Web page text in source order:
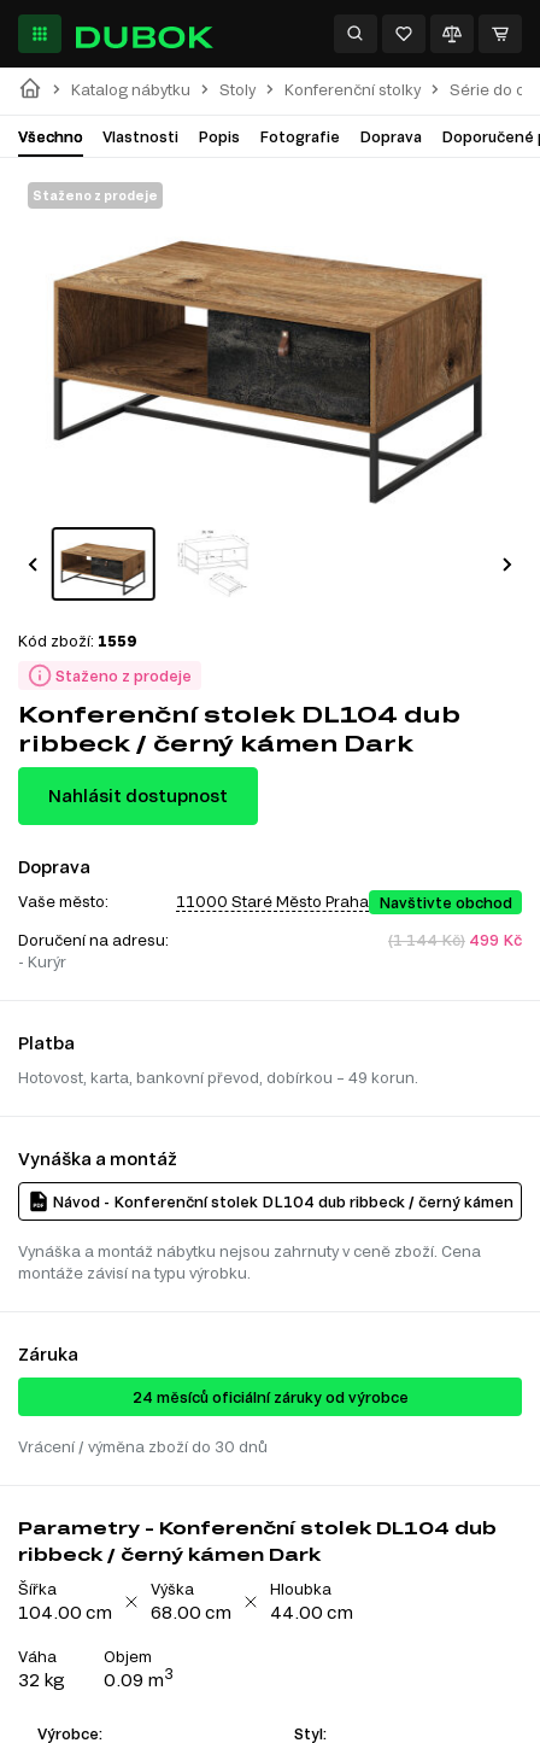
Katalog nábytku Stoly Konferenční stolky Série do
Všechno Vlastnosti Popis Fotografie Doprava Doporučené
Staženo z prodeje
Staženo z prodeje
Kód zboží: 1559
Konferenční stolek DL104 dub
ribbeck / černý kámen Dark
Nahlásit dostupnost
Doprava
Vaše město: 11000 Staré Město Praha Navštivte obchod
Doručení na adresu:
- Kurýr
(1 144 Kč) 499 Kč
Platba
Hotovost, karta, bankovní převod, dobírkou – 49 korun.
Vynáška a montáž
Návod - Konferenční stolek DL104 dub ribbeck / černý kámen
Vynáška a montáž nábytku nejsou zahrnuty v ceně zboží. Cena
montáže závisí na typu výrobku.
Záruka
24 ​​​​měsíců oficiální záruky od výrobce
Vrácení / výměna zboží do 30 dnů
Parametry - Konferenční stolek DL104 dub
ribbeck / černý kámen Dark
Šířka
104.00 cm
Výška
68.00 cm
Hloubka
44.00 cm
Váha
32 kg
Objem
0.09 m3
Výrobce:
Styl: